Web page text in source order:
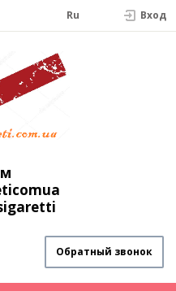
Ru Вход
Обратный звонок